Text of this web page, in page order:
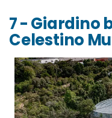
7 - Giardino
Celestino